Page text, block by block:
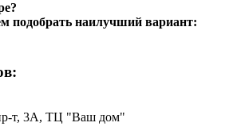
подобрать наилучший вариант:
т, 3А, ТЦ "Ваш дом"